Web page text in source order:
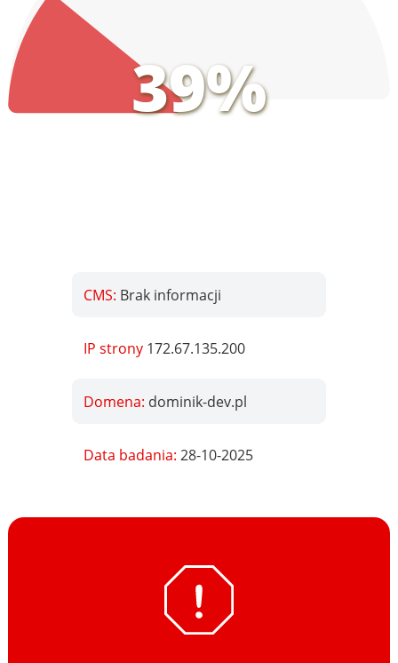
39%
CMS: Brak informacji
IP strony 172.67.135.200
Domena: dominik-dev.pl
Data badania:28-10-2025